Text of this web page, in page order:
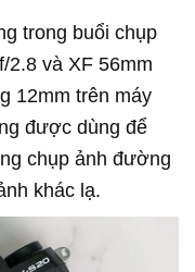
trong buổi chụp
2.8 và XF 56mm
12mm trên máy
được dùng để
chụp ảnh đường
khác lạ.